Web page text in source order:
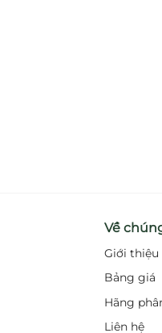
Về
Giới thiệu
Bảng giá
Hãng
Liên hệ